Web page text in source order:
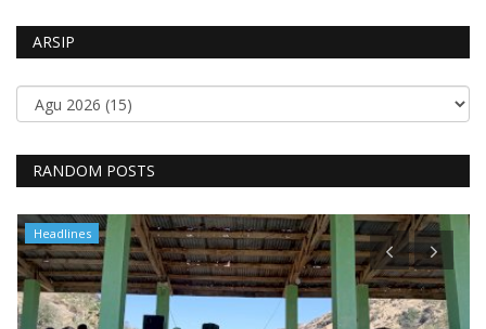
ARSIP
RANDOM POSTS
Headlines